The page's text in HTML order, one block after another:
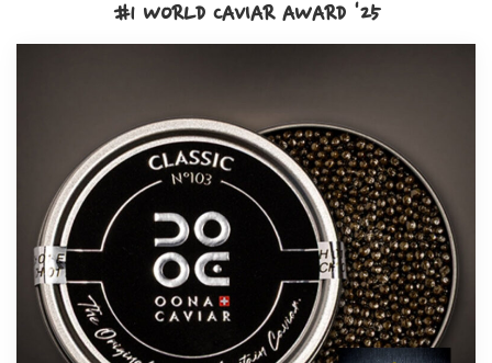
#1 WORLD CAVIAR AWARD '25